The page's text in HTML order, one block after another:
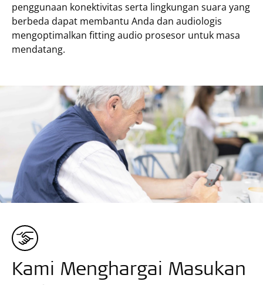
penggunaan konektivitas serta lingkungan suara yang
berbeda dapat membantu Anda dan audiologis
mengoptimalkan fitting audio prosesor untuk masa
mendatang.
Kami Menghargai Masukan